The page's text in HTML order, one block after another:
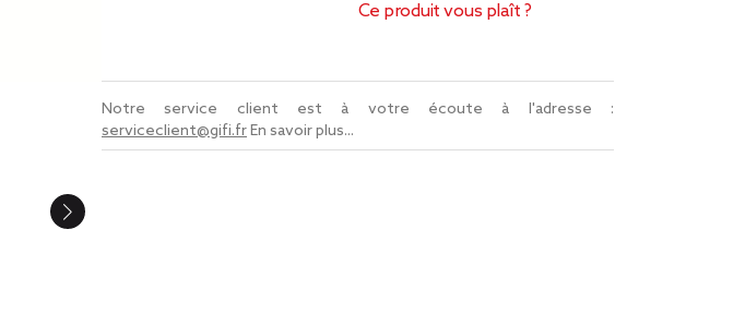
Ce produit vous plaît ?
Notre service client est à votre écoute à l'adresse :
serviceclient@gifi.frEn savoir plus...